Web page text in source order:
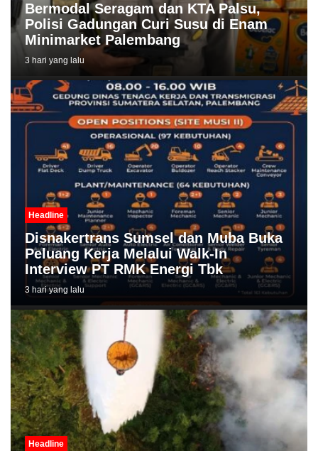
Bermodal Seragam dan KTA Palsu,
Polisi Gadungan Curi Susu di Enam
Minimarket Palembang
3 hari yang lalu
Headline
Disnakertrans Sumsel dan Muba Buka
Peluang Kerja Melalui Walk-In
Interview PT RMK Energi Tbk
3 hari yang lalu
Headline